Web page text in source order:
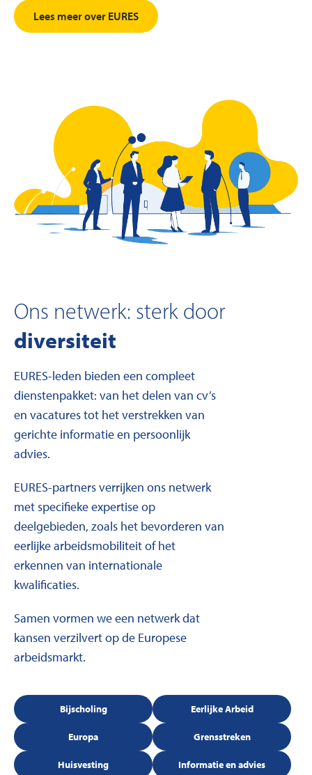
Lees meer over EURES
Ons netwerk: sterk door
diversiteit
EURES-leden bieden een compleet
dienstenpakket: van het delen van cv’s
en vacatures tot het verstrekken van
gerichte informatie en persoonlijk
advies.
EURES-partners verrijken ons netwerk
met specifieke expertise op
deelgebieden, zoals het bevorderen van
eerlijke arbeidsmobiliteit of het
erkennen van internationale
kwalificaties.
Samen vormen we een netwerk dat
kansen verzilvert op de Europese
arbeidsmarkt.
Bijscholing Eerlijke Arbeid
Europa Grensstreken
Huisvesting Informatie en advies